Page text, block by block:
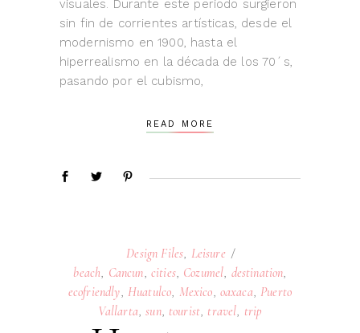
visuales. Durante este periodo surgieron
sin fin de corrientes artísticas, desde el
modernismo en 1900, hasta el
hiperrealismo en la década de los 70´s,
pasando por el cubismo,
READ MORE
Design Files Leisure
beach Cancun cities, Cozumel destination
ecofriendly Huatulco Mexico oaxaca Puerto
Vallarta ,sun, tourist travel trip